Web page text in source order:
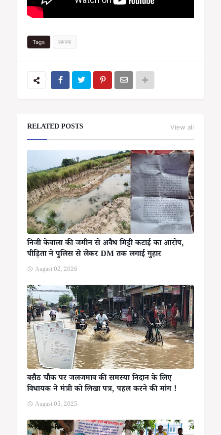
Tags समस्या
RELATED POSTS View all
निजी केवाला की जमीन से अवैध मिट्टी कटाई का आरोप,
पीड़िता ने पुलिस से लेकर DM तक लगाई गुहार
August 02, 2026
बसैठ चौक पर जलजमाव की समस्या निदान के लिए
विधायक ने मंत्री को लिखा पत्र, पहल करने की मांग !
August 05, 2025